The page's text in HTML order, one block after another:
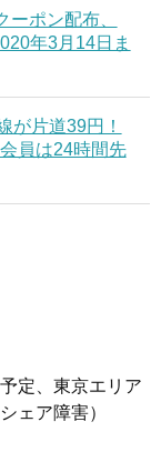
ーポン配布、
年3月14日ま
が片道39円！
員は24時間先
定、東京エリア
ェア障害）